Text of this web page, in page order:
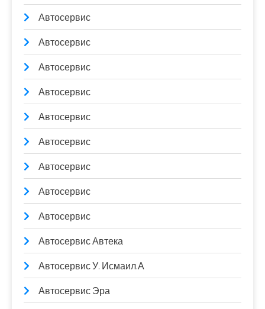
Автосервис
Автосервис
Автосервис
Автосервис
Автосервис
Автосервис
Автосервис
Автосервис
Автосервис
Автосервис Автека
Автосервис У. Исмаил.А
Автосервис Эра